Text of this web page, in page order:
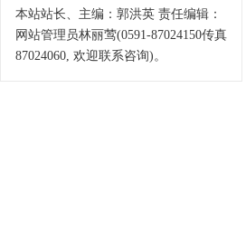
本站站长、主编：郭洪英 责任编辑：
网站管理员林丽莺(0591-87024150传真
87024060, 欢迎联系咨询)。